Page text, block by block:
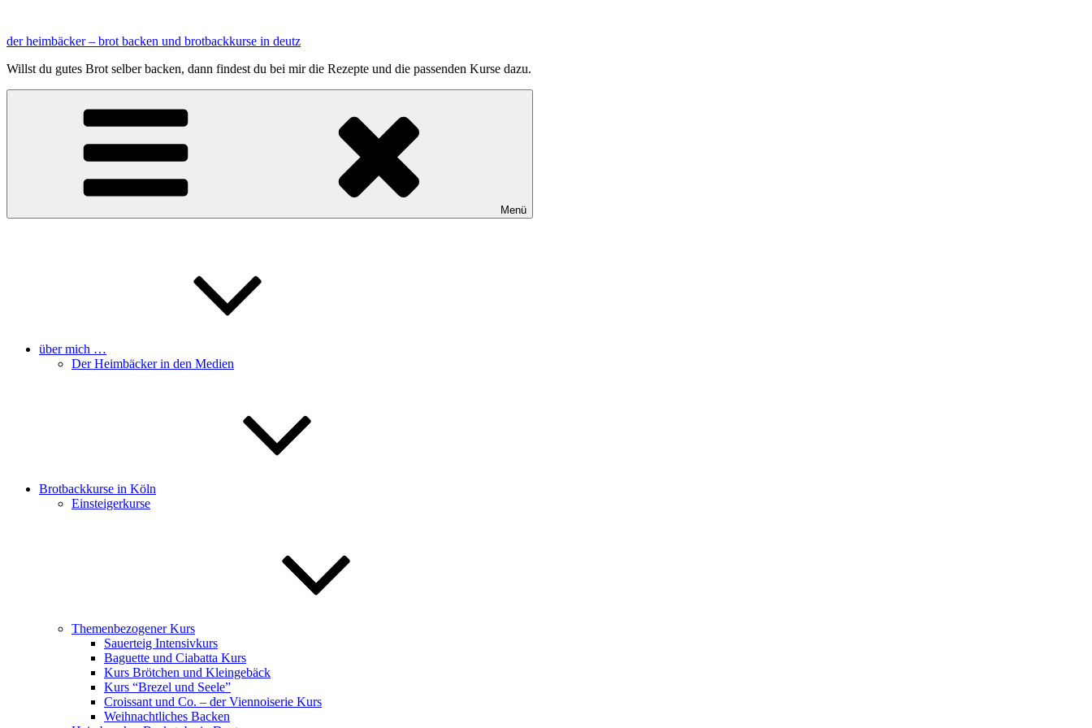
springen
der heimbäcker – brot backen und brotbackkurse in deutz
Willst du gutes Brot selber backen, dann findest du bei mir die Rezepte und die passenden Kurse dazu.
Menü
über mich …
Der Heimbäcker in den Medien
Brotbackkurse in Köln
Einsteigerkurse
Themenbezogener Kurs
Sauerteig Intensivkurs
Baguette und Ciabatta Kurs
Kurs Brötchen und Kleingebäck
Kurs “Brezel und Seele”
Croissant und Co. – der Viennoiserie Kurs
Weihnachtliches Backen